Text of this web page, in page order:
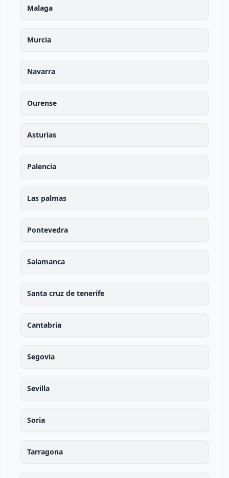
Malaga
Murcia
Navarra
Ourense
Asturias
Palencia
Las palmas
Pontevedra
Salamanca
Santa cruz de tenerife
Cantabria
Segovia
Sevilla
Soria
Tarragona